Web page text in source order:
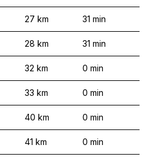
27 km 31 min
28 km 31 min
32 km 0 min
33 km 0 min
40 km 0 min
41 km 0 min